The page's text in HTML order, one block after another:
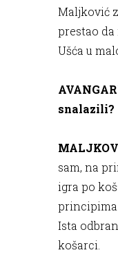
Maljković
prestao
Ušća u
snalazili?
sam, na
igra po
Ista
košarci.